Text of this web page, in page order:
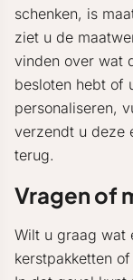
schenken, is
ziet u de
vinden over wat
besloten hebt of
personaliseren,
verzendt u deze
terug.
Vragen of
Wilt u graag wat
kerstpakketten